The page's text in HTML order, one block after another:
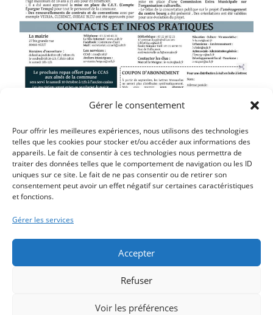
Gérer le consentement
Pour offrir les meilleures expériences, nous utilisons des technologies
telles que les cookies pour stocker et/ou accéder aux informations des
appareils. Le fait de consentir à ces technologies nous permettra de
traiter des données telles que le comportement de navigation ou les ID
uniques sur ce site. Le fait de ne pas consentir ou de retirer son
consentement peut avoir un effet négatif sur certaines caractéristiques
et fonctions.
Gérer les services
Accepter
Refuser
Voir les préférences
Cliquez ici pour télécharger le PDF
Article précédent
REUNION CONSEIL MUNICIPAL
LA LETTRE MUNICIPALE D’OCTOBRE 2020